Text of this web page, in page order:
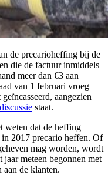
de precarioheffing bij de
die de factuur inmiddels
meer dan €3 aan
van 1 februari vroeg
aangezien
staat.
weten dat de heffing
2017 precario heffen. Of
mag worden, wordt
meteen begonnen met
aan de klanten.